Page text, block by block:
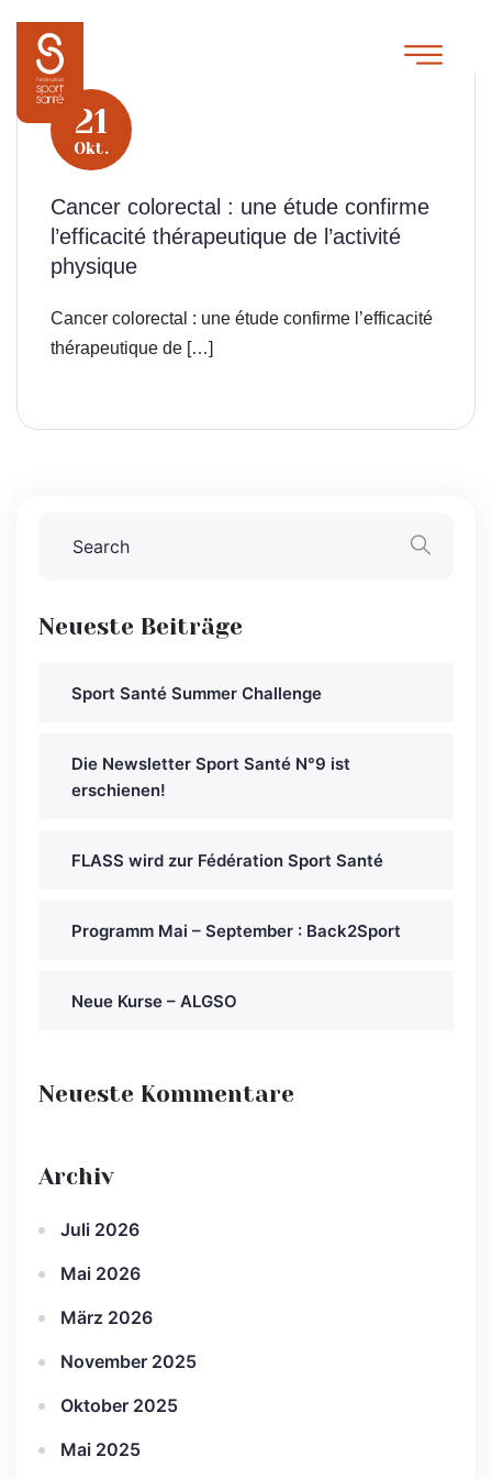
21
Okt.
Cancer colorectal : une étude confirme
l’efficacité thérapeutique de l’activité
physique
Cancer colorectal : une étude confirme l’efficacité
thérapeutique de […]
Neueste Beiträge
Sport Santé Summer Challenge
Die Newsletter Sport Santé N°9 ist
erschienen!
FLASS wird zur Fédération Sport Santé
Programm Mai – September : Back2Sport
Neue Kurse – ALGSO
Neueste Kommentare
Archiv
Juli 2026
Mai 2026
März 2026
November 2025
Oktober 2025
Mai 2025